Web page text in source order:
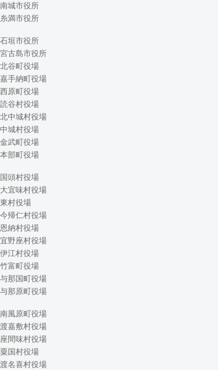
南城市役所
糸満市役所
石垣市役所
宮古島市役所
北谷町役場
嘉手納町役場
西原町役場
読谷村役場
北中城村役場
中城村役場
金武町役場
本部町役場
国頭村役場
大宜味村役場
東村役場
今帰仁村役場
恩納村役場
宜野座村役場
伊江村役場
竹富町役場
与那国町役場
与那原町役場
南風原町役場
渡嘉敷村役場
座間味村役場
粟国村役場
渡名喜村役場